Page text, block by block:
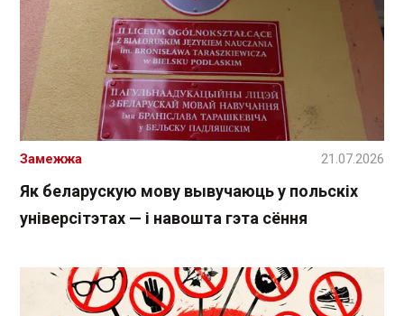
Як беларускую мову вывучаюць у польскіх
універсітэтах — і навошта гэта сёння
Замежжа 21.07.2026